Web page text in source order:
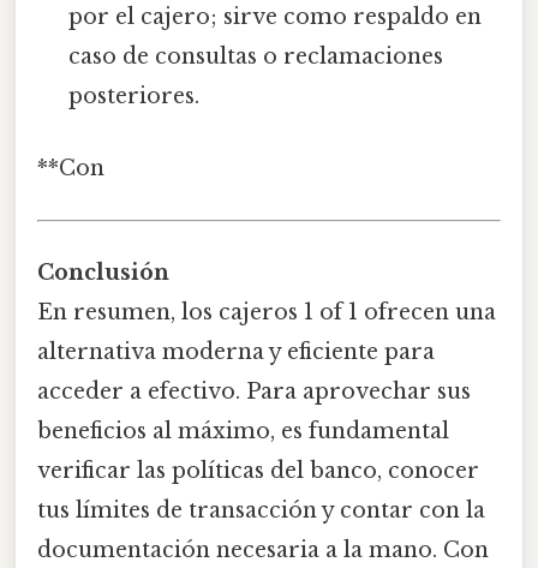
por el cajero; sirve como respaldo en
caso de consultas o reclamaciones
posteriores.
**Con
Conclusión
En resumen, los cajeros 1 of 1 ofrecen una
alternativa moderna y eficiente para
acceder a efectivo. Para aprovechar sus
beneficios al máximo, es fundamental
verificar las políticas del banco, conocer
tus límites de transacción y contar con la
documentación necesaria a la mano. Con